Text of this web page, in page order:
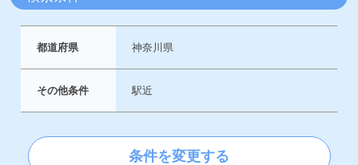
都道府県 神奈川県
その他条件 駅近
条件を変更する